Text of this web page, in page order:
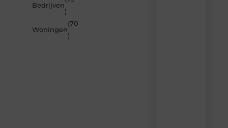
Bedrijven
)
Woningen
(70
)